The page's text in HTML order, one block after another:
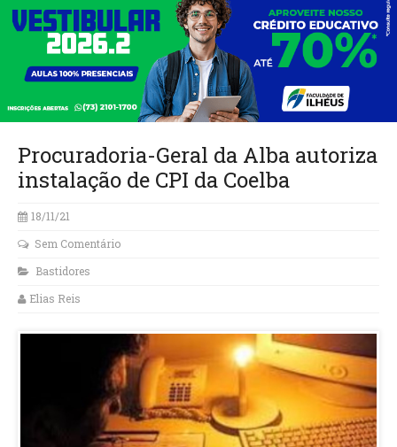
Procuradoria-Geral da Alba autoriza
instalação de CPI da Coelba
18/11/21
Sem Comentário
Bastidores
Elias Reis